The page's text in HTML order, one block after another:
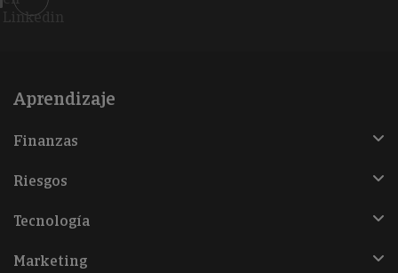
Linkedin
Aprendizaje
Finanzas
Riesgos
Tecnología
Marketing